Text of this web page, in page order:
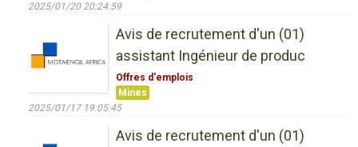
2025/01/20 20:24:59
Avis de recrutement d'un (01)
assistant Ingénieur de produc
Offres d'emplois
Mines
2025/01/17 19:05:45
Avis de recrutement d'un (01)